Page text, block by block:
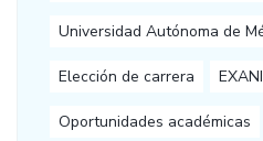
Universidad Autónoma de
Elección de carrera EXANI
Oportunidades académicas